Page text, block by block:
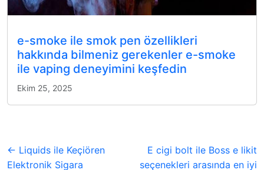
e-smoke ile smok pen özellikleri
hakkında bilmeniz gerekenler e-smoke
ile vaping deneyimini keşfedin
Ekim 25, 2025
← Liquids ile Keçiören
Elektronik Sigara
E cigi bolt ile Boss e likit
seçenekleri arasında en iyi